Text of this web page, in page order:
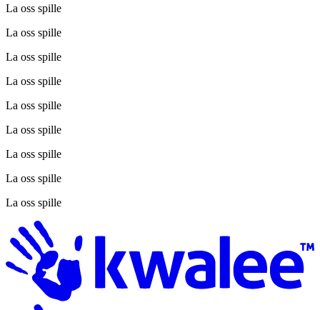
La oss spille
La oss spille
La oss spille
La oss spille
La oss spille
La oss spille
La oss spille
La oss spille
La oss spille